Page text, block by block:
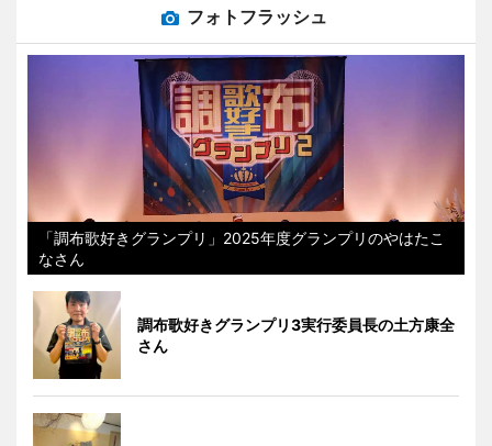
フォトフラッシュ
「調布歌好きグランプリ」2025年度グランプリのやはたこ
なさん
調布歌好きグランプリ3実行委員長の土方康全
さん